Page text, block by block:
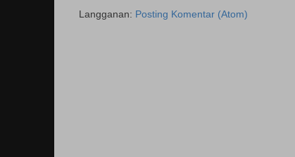
Langganan: Posting Komentar (Atom)